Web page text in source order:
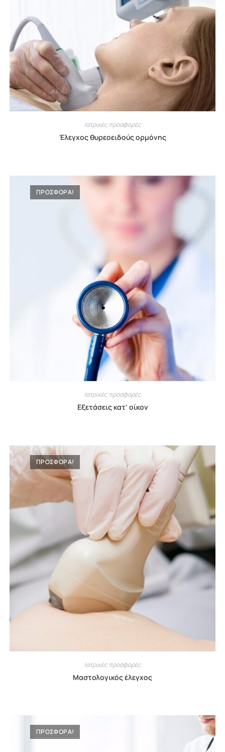
Ιατρικές προσφορές
Έλεγχος θυρεοειδούς ορμόνης
ΠΡΟΣΦΟΡΑ!
Ιατρικές προσφορές
Εξετάσεις κατ’ οίκον
ΠΡΟΣΦΟΡΑ!
Ιατρικές προσφορές
Μαστολογικός έλεγχος
ΠΡΟΣΦΟΡΆ!